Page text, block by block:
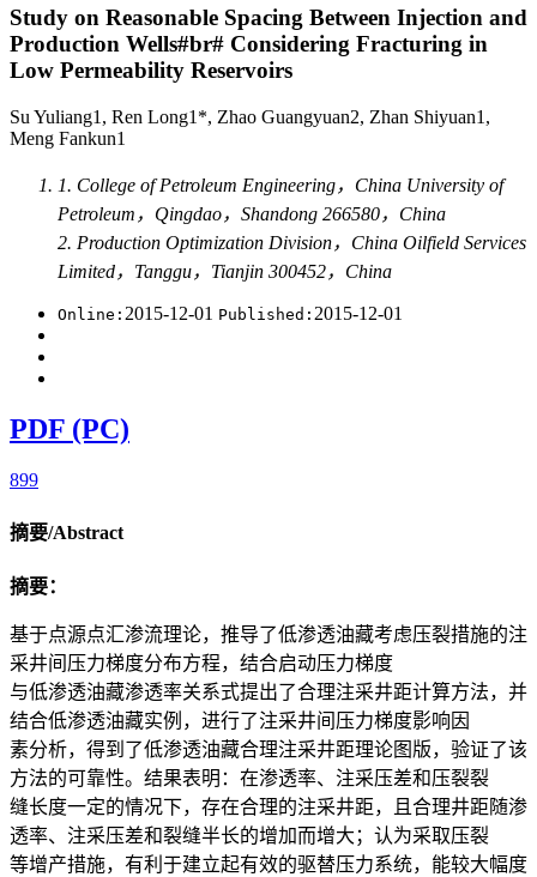
Study on Reasonable Spacing Between Injection and
Production Wells#br# Considering Fracturing in
Low Permeability Reservoirs
Su Yuliang1, Ren Long1*, Zhao Guangyuan2, Zhan Shiyuan1,
Meng Fankun1
1. College of Petroleum Engineering，China University of
Petroleum，Qingdao，Shandong 266580，China
2. Production Optimization Division，China Oilfield Services
Limited，Tanggu，Tianjin 300452，China
Online: 2015-12-01 Published: 2015-12-01
PDF (PC)
899
摘要/Abstract
摘要：
基于点源点汇渗流理论，推导了低渗透油藏考虑压裂措施的注
采井间压力梯度分布方程，结合启动压力梯度
与低渗透油藏渗透率关系式提出了合理注采井距计算方法，并
结合低渗透油藏实例，进行了注采井间压力梯度影响因
素分析，得到了低渗透油藏合理注采井距理论图版，验证了该
方法的可靠性。结果表明：在渗透率、注采压差和压裂裂
缝长度一定的情况下，存在合理的注采井距，且合理井距随渗
透率、注采压差和裂缝半长的增加而增大；认为采取压裂
等增产措施，有利于建立起有效的驱替压力系统，能较大幅度